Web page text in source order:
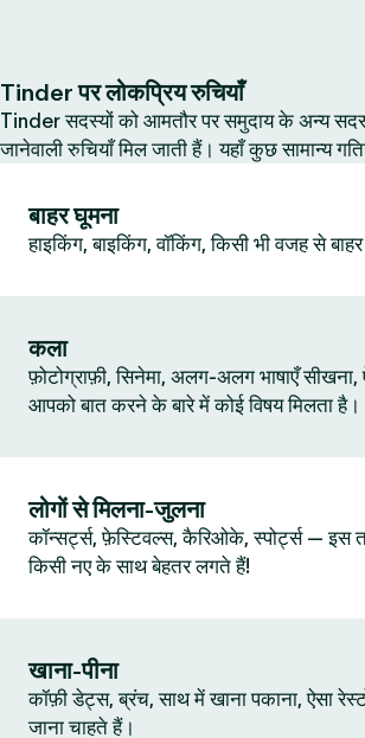
Tinder पर लोकप्रिय रुचियाँ
Tinder सदस्यों को आमतौर पर समुदाय के अन्य
जानेवाली रुचियाँ मिल जाती हैं। यहाँ कुछ सामान्य
बाहर घूमना
हाइकिंग, बाइकिंग, वॉकिंग, किसी भी वजह से
कला
फ़ोटोग्राफ़ी, सिनेमा, अलग-अलग भाषाएँ
आपको बात करने के बारे में कोई विषय मिलता है।
लोगों से मिलना-जुलना
कॉन्सर्ट्स, फ़ेस्टिवल्स, कैरिओके, स्पोर्ट्स — इस
किसी नए के साथ बेहतर लगते हैं!
खाना-पीना
कॉफ़ी डेट्स, ब्रंच, साथ में खाना पकाना, ऐसा
जाना चाहते हैं।